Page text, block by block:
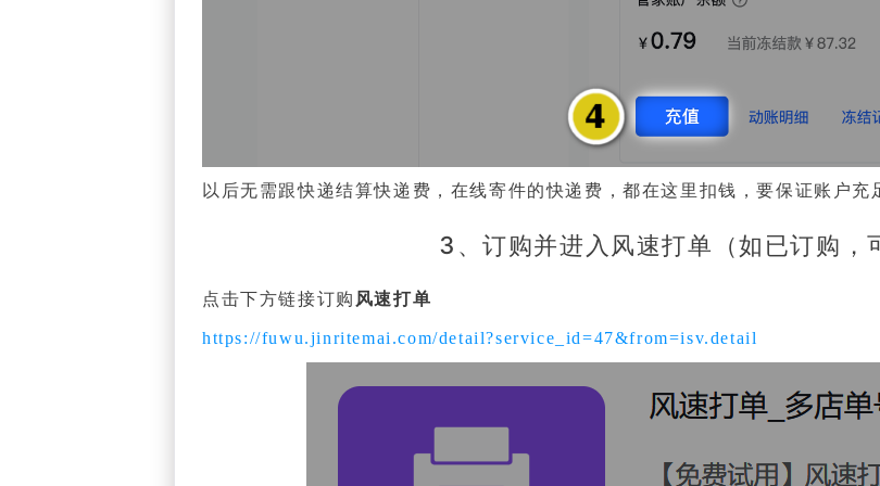
以后无需跟快递结算快递费，在线寄件的快递费，都在这里扣钱，要保证账户充
3、订购并进入风速打单（如已订购，
点击下方链接订购 风速打单
https://fuwu.jinritemai.com/detail?service_id=47&from=isv.detail